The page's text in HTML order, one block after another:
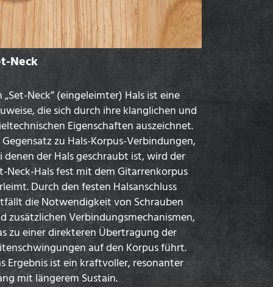
Neck
„Set-Neck” (eingeleimter) Hals ist eine
die sich durch ihre klanglichen und
Eigenschaften auszeichnet.
zu Hals-Korpus-Verbindungen,
denen der Hals geschraubt ist, wird der
Neck-Hals fest mit dem Gitarrenkorpus
Durch den festen Halsanschluss
die Notwendigkeit von Schrauben
zusätzlichen Verbindungsmechanismen,
zu einer direkteren Übertragung der
auf den Korpus führt.
Ergebnis ist ein kraftvoller, resonanter
mit längerem Sustain.